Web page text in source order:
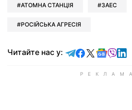
АТОМНА СТАНЦІЯ ЗАЕС
РОСІЙСЬКА АГРЕСІЯ
Читайте нас у: Читайте у
Читайте у
Читайте у